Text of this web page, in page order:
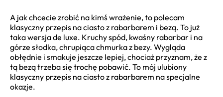
A jak chcecie zrobić na kimś wrażenie, to polecam
klasyczny przepis na ciasto z rabarbarem i bezą. To już
taka wersja de luxe. Kruchy spód, kwaśny rabarbar i na
górze słodka, chrupiąca chmurka z bezy. Wygląda
obłędnie i smakuje jeszcze lepiej, chociaż przyznam, że z
tą bezą trzeba się trochę pobawić. To mój ulubiony
klasyczny przepis na ciasto z rabarbarem na specjalne
okazje.